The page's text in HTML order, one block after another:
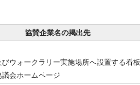
協賛企業名の掲出先
びウォークラリー実施場所へ設置する看板
議会ホームページ